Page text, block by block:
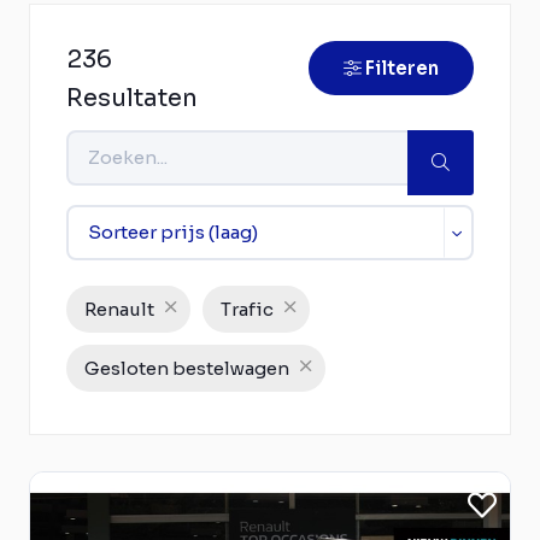
236
Resultaten
Filteren
Renault Trafic
Gesloten bestelwagen